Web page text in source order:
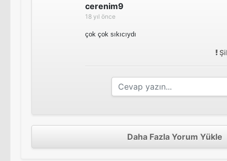
cerenim9
18 yıl önce
çok çok sıkıcıydı
Daha Fazla Yorum Yükle